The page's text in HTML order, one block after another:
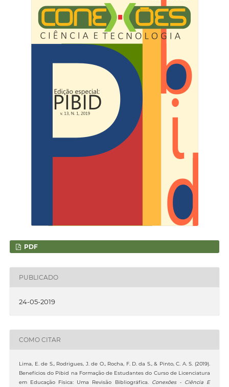
PDF
PUBLICADO
24-05-2019
COMO CITAR
Lima, E. de S., Rodrigues, J. de O., Rocha, F. D. da S., & Pinto, C. A. S. (2019).
Benefícios do Pibid na Formação de Estudantes do Curso de Licenciatura
em Educação Física: Uma Revisão Bibliográfica.
Conexões - Ciência E